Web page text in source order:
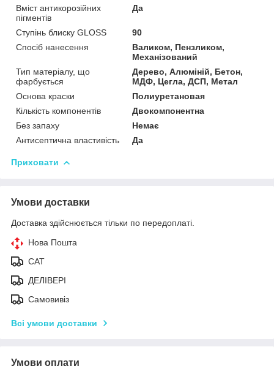
Вміст антикорозійних
пігментів
Да
Ступінь блиску GLOSS
90
Спосіб нанесення
Валиком, Пензликом,
Механізований
Тип матеріалу, що
фарбується
Дерево, Алюміній, Бетон,
МДФ, Цегла, ДСП, Метал
Основа краски
Полиуретановая
Кількість компонентів
Двокомпонентна
Без запаху
Немає
Антисептична властивість
Да
Приховати
Умови доставки
Доставка здійснюється тільки по передоплаті.
Нова Пошта
САТ
ДЕЛІВЕРІ
Самовивіз
Всі умови доставки
Умови оплати